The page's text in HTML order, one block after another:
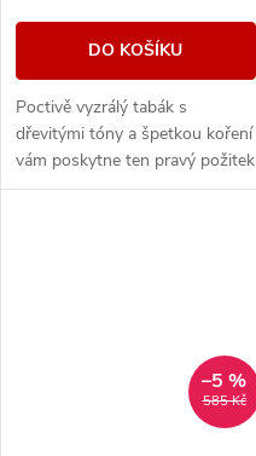
DO KOŠÍKU
Poctivě vyzrálý tabák s
dřevitými tóny a špetkou koření
vám poskytne ten pravý požitek
z vapování vynikající tabákové
585 Kč
–5 %